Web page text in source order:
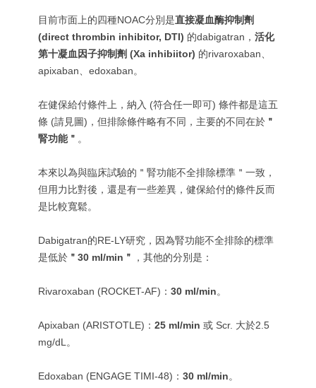
目前市面上的四種NOAC分別是直接凝血酶抑制劑
(direct thrombin inhibitor, DTI) 的dabigatran， 活化
第十凝血因子抑制劑 (Xa inhibiitor) 的rivaroxaban、
apixaban、edoxaban。
在健保給付條件上，納入 (符合任一即可) 條件都是這五
條 (請見圖)，但排除條件略有不同，主要的不同在於 ＂
腎功能＂ 。
本來以為與臨床試驗的＂腎功能不全排除標準＂一致，
但用力比對後，還是有一些差異，健保給付的條件反而
是比較寬鬆。
Dabigatran的RE-LY研究，因為腎功能不全排除的標準
是低於 ＂30 ml/min＂ ，其他的分別是：
Rivaroxaban (ROCKET-AF)： 30 ml/min。
Apixaban (ARISTOTLE)： 25 ml/min 或 Scr. 大於2.5
mg/dL。
Edoxaban (ENGAGE TIMI-48)： 30 ml/min。